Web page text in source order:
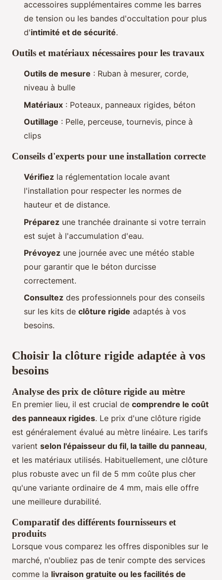
accessoires supplémentaires comme les barres
de tension ou les bandes d'occultation pour plus
d'intimité et de sécurité.
Outils et matériaux nécessaires pour les travaux
Outils de mesure : Ruban à mesurer, corde,
niveau à bulle
Matériaux : Poteaux, panneaux rigides, béton
Outillage : Pelle, perceuse, tournevis, pince à
clips
Conseils d'experts pour une installation correcte
Vérifiez la réglementation locale avant
l'installation pour respecter les normes de
hauteur et de distance.
Préparez une tranchée drainante si votre terrain
est sujet à l'accumulation d'eau.
Prévoyez une journée avec une météo stable
pour garantir que le béton durcisse
correctement.
Consultez des professionnels pour des conseils
sur les kits de clôture rigide adaptés à vos
besoins.
Choisir la clôture rigide adaptée à vos
besoins
Analyse des prix de clôture rigide au mètre
En premier lieu, il est crucial de comprendre le coût
des panneaux rigides. Le prix d'une clôture rigide
est généralement évalué au mètre linéaire. Les tarifs
varient selon l'épaisseur du fil, la taille du panneau,
et les matériaux utilisés. Habituellement, une clôture
plus robuste avec un fil de 5 mm coûte plus cher
qu'une variante ordinaire de 4 mm, mais elle offre
une meilleure durabilité.
Comparatif des différents fournisseurs et
produits
Lorsque vous comparez les offres disponibles sur le
marché, n'oubliez pas de tenir compte des services
comme la livraison gratuite ou les facilités de